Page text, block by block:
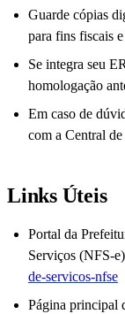
Guarde cópias
para fins fiscais
Se integra seu
homologação
Em caso de
com a Central
Links Úteis
Portal da
Serviços (NFS-
de-servicos-nfse
Página principal